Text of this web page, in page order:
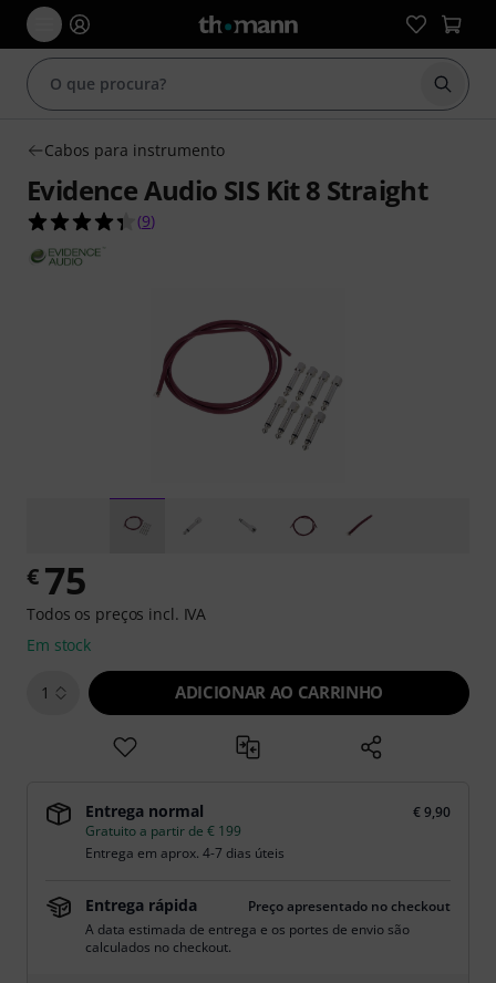
Iniciar
Cabos para instrumento
Evidence Audio SIS Kit 8 Straight
4.3 de 5 estrelas de 9 avaliações de clientes
(9)
€ 75
Todos os preços incl. IVA
Em stock
1 ADICIONAR AO CARRINHO
Entrega normal
€ 9,90
Gratuito a partir de € 199
Entrega em aprox. 4-7 dias úteis
Entrega rápida
Preço apresentado no checkout
A data estimada de entrega e os portes de envio são
calculados no checkout.